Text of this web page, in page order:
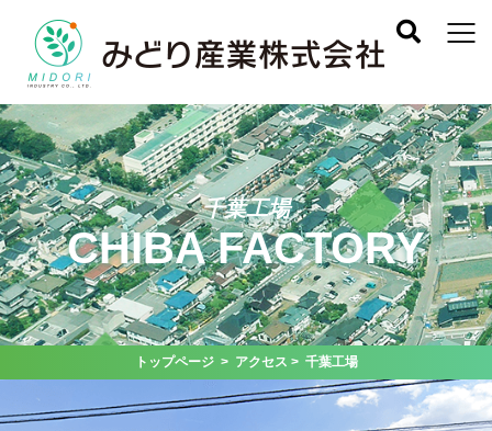
千葉工場
CHIBA FACTORY
トップページ> アクセス > 千葉工場